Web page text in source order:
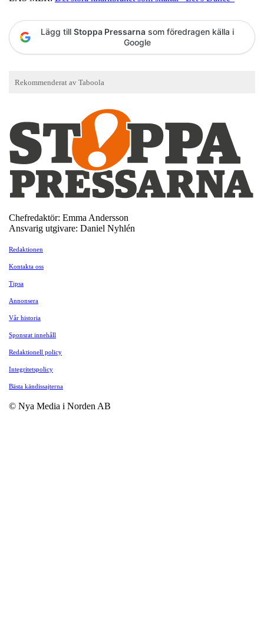
Lägg till Stoppa Pressarna som föredragen källa i
Google
Chefredaktör: Emma Andersson
Ansvarig utgivare: Daniel Nyhlén
Redaktionen
Kontakta oss
Tipsa
Annonsera
Vår historia
Sponsrat innehåll
Redaktionell policy
Integritetspolicy
Bästa kändissajterna
© Nya Media i Norden AB